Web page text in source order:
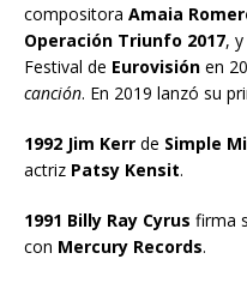
compositora Amaia
Operación Triunfo 2017,
Festival de Eurovisión en
canción. En 2019 lanzó su
1992 Jim Kerr de Simple
actriz Patsy Kensit.
1991 Billy Ray Cyrus firma
con Mercury Records.